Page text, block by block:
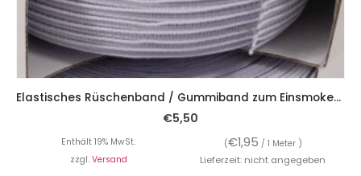
Elastisches Rüschenband / Gummiband zum Einsmoken, 25 mm breit, 5 Meter
€5,50
Enthält 19% MwSt. (€1,95 / 1 Meter )
zzgl. Versand Lieferzeit: nicht angegeben